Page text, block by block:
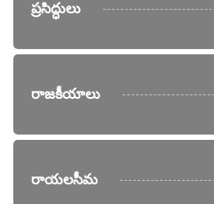
ప్రసిద్ధులు
రాజకీయాలు
రాయలసీమ